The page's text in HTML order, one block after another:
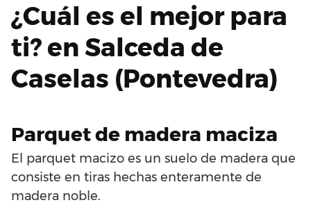
¿Cuál es el mejor para
ti? en Salceda de
Caselas (Pontevedra)
Parquet de madera maciza
El parquet macizo es un suelo de madera que
consiste en tiras hechas enteramente de
madera noble.